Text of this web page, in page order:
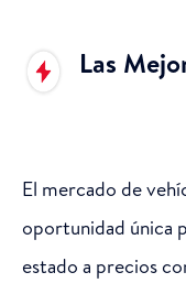
Las
El mercado de
oportunidad única
estado a precios